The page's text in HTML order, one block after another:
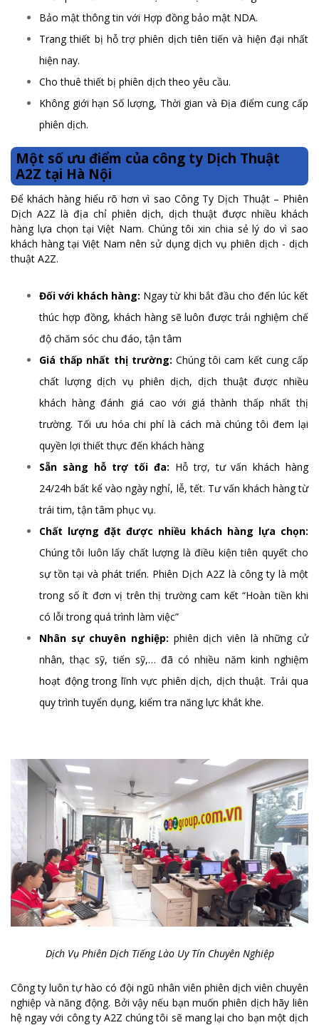
Bảo mật thông tin với Hợp đồng bảo mật NDA.
Trang thiết bị hỗ trợ phiên dịch tiên tiến và hiện đại nhất
hiện nay.
Cho thuê thiết bị phiên dịch theo yêu cầu.
Không giới hạn Số lượng, Thời gian và Địa điểm cung cấp
phiên dịch.
Một số ưu điểm của công ty Dịch Thuật
A2Z tại Hà Nội
Để khách hàng hiểu rõ hơn vì sao Công Ty Dịch Thuật – Phiên
Dịch A2Z là địa chỉ phiên dịch, dịch thuật được nhiều khách
hàng lựa chọn tại Việt Nam. Chúng tôi xin chia sẻ lý do vì sao
khách hàng tại Việt Nam nên sử dụng dịch vụ phiên dịch - dịch
thuật A2Z.
Đối với khách hàng: Ngay từ khi bắt đầu cho đến lúc kết
thúc hợp đồng, khách hàng sẽ luôn được trải nghiệm chế
độ chăm sóc chu đáo, tận tâm
Giá thấp nhất thị trường: Chúng tôi cam kết cung cấp
chất lượng dịch vụ phiên dịch, dịch thuật được nhiều
khách hàng đánh giá cao với giá thành thấp nhất thị
trường. Tối ưu hóa chi phí là cách mà chúng tôi đem lại
quyền lợi thiết thực đến khách hàng
Sẵn sàng hỗ trợ tối đa: Hỗ trợ, tư vấn khách hàng
24/24h bất kể vào ngày nghỉ, lễ, tết. Tư vấn khách hàng từ
trái tim, tận tâm phục vụ.
Chất lượng đặt được nhiều khách hàng lựa chọn:
Chúng tôi luôn lấy chất lượng là điều kiện tiên quyết cho
sự tồn tại và phát triển. Phiên Dịch A2Z là công ty là một
trong số ít đơn vị trên thị trường cam kết “Hoàn tiền khi
có lỗi trong quá trình làm việc”
Nhân sự chuyên nghiệp: phiên dịch viên là những cử
nhân, thạc sỹ, tiến sỹ,… đã có nhiều năm kinh nghiệm
hoạt động trong lĩnh vực phiên dịch, dịch thuật. Trải qua
quy trình tuyển dụng, kiểm tra năng lực khắt khe.
Dịch Vụ Phiên Dịch Tiếng Lào Uy Tín Chuyên Nghiệp
Công ty luôn tự hào có đội ngũ nhân viên phiên dịch viên chuyên
nghiệp và năng động. Bởi vậy nếu bạn muốn phiên dịch hãy liên
hệ ngay với công ty A2Z chúng tôi sẽ mang lại cho bạn một dịch